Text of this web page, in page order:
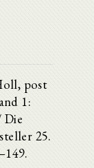
post
1:
Die
25.